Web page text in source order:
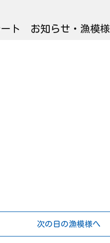
ト お知らせ・漁模様
次の日の漁模様へ